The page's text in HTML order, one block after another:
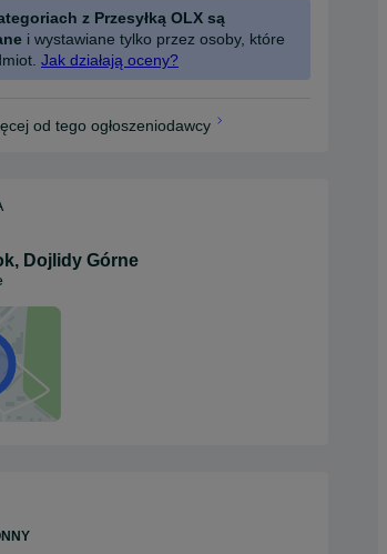
z Przesyłką OLX są
i wystawiane tylko przez osoby, które
Jak działają oceny?
od tego ogłoszeniodawcy
, Dojlidy Górne